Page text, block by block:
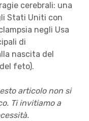
cerebrali: una
Stati Uniti con
negli Usa
di
nascita del
feto).
articolo non si
Ti invitiamo a